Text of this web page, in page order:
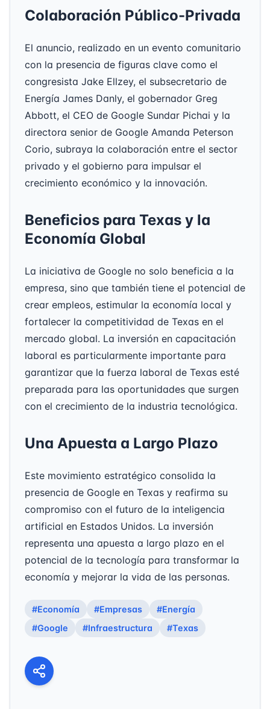
Colaboración Público-Privada
El anuncio, realizado en un evento comunitario
con la presencia de figuras clave como el
congresista Jake Ellzey, el subsecretario de
Energía James Danly, el gobernador Greg
Abbott, el CEO de Google Sundar Pichai y la
directora senior de Google Amanda Peterson
Corio, subraya la colaboración entre el sector
privado y el gobierno para impulsar el
crecimiento económico y la innovación.
Beneficios para Texas y la
Economía Global
La iniciativa de Google no solo beneficia a la
empresa, sino que también tiene el potencial de
crear empleos, estimular la economía local y
fortalecer la competitividad de Texas en el
mercado global. La inversión en capacitación
laboral es particularmente importante para
garantizar que la fuerza laboral de Texas esté
preparada para las oportunidades que surgen
con el crecimiento de la industria tecnológica.
Una Apuesta a Largo Plazo
Este movimiento estratégico consolida la
presencia de Google en Texas y reafirma su
compromiso con el futuro de la inteligencia
artificial en Estados Unidos. La inversión
representa una apuesta a largo plazo en el
potencial de la tecnología para transformar la
economía y mejorar la vida de las personas.
#Economía #Empresas
#Energía
#Google
#Infraestructura #Texas